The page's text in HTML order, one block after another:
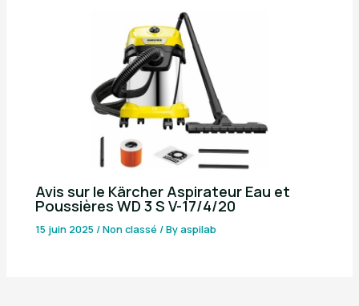
Avis sur le Kärcher Aspirateur Eau et
Poussières WD 3 S V-17/4/20
15 juin 2025/Non classé / Byaspilab